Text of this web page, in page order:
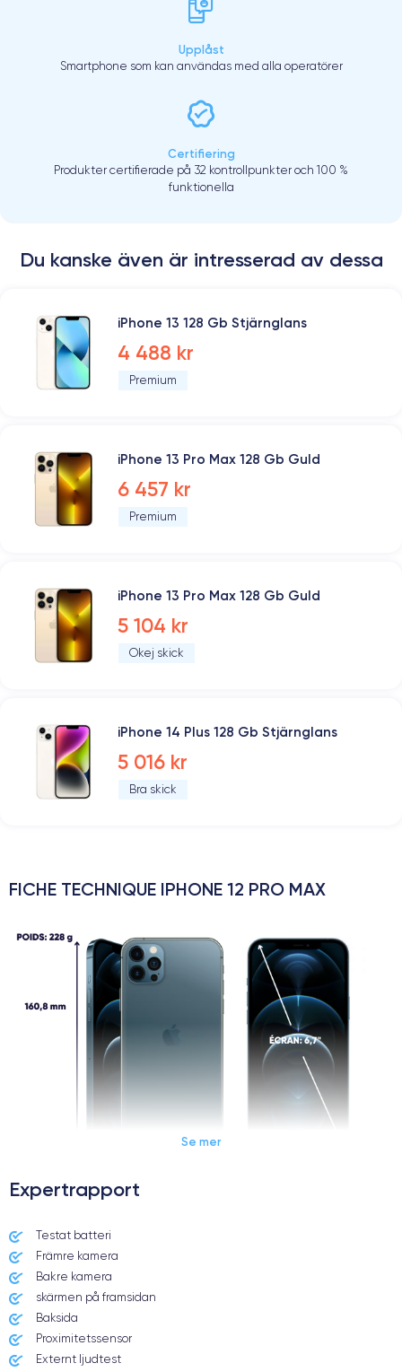
Upplåst
Smartphone som kan användas med alla operatörer
Certifiering
Produkter certifierade på 32 kontrollpunkter och 100 %
funktionella
Du kanske även är intresserad av dessa
iPhone 13 128 Gb Stjärnglans
4 488 kr
Premium
iPhone 13 Pro Max 128 Gb Guld
6 457 kr
Premium
iPhone 13 Pro Max 128 Gb Guld
5 104 kr
Okej skick
iPhone 14 Plus 128 Gb Stjärnglans
5 016 kr
Bra skick
FICHE TECHNIQUE IPHONE 12 PRO MAX
Dimensions et poids iPhone 12 Pro Max
Date de sortie
13/11/2020
Dimensions
Se mer
Expertrapport
Testat batteri
Främre kamera
Bakre kamera
skärmen på framsidan
Baksida
Proximitetssensor
Externt ljudtest